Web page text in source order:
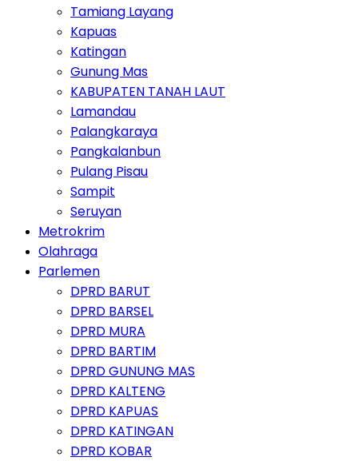
Tamiang Layang
Kapuas
Katingan
Gunung Mas
KABUPATEN TANAH LAUT
Lamandau
Palangkaraya
Pangkalanbun
Pulang Pisau
Sampit
Seruyan
Metrokrim
Olahraga
Parlemen
DPRD BARUT
DPRD BARSEL
DPRD MURA
DPRD BARTIM
DPRD GUNUNG MAS
DPRD KALTENG
DPRD KAPUAS
DPRD KATINGAN
DPRD KOBAR